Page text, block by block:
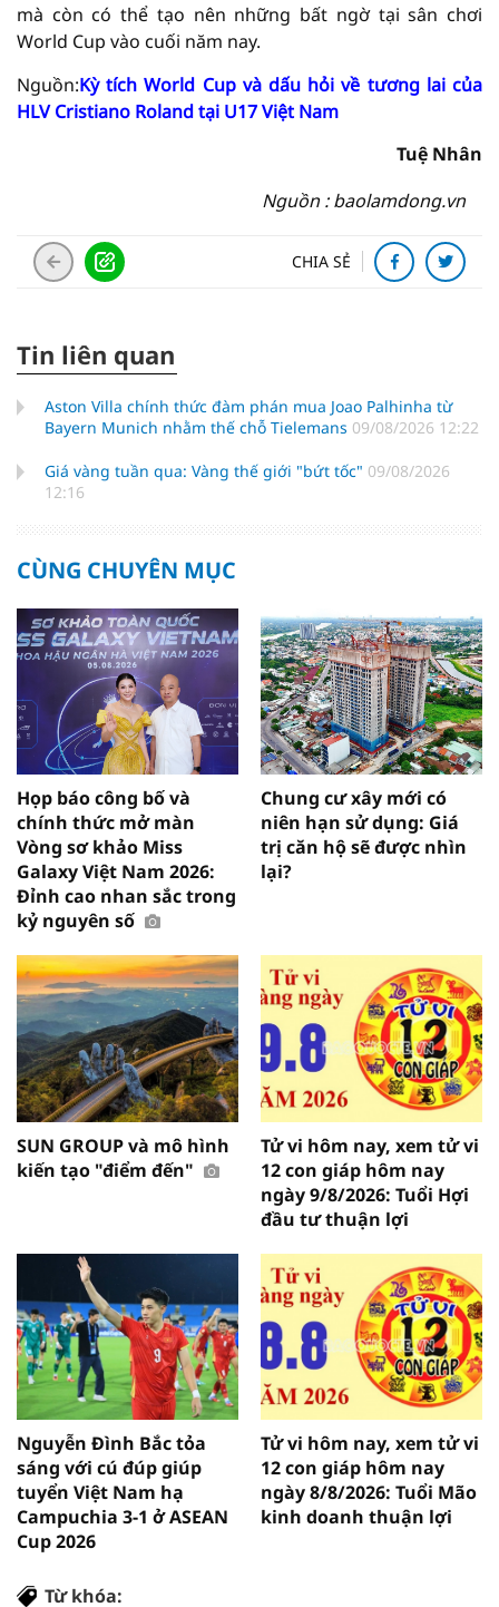
mà còn có thể tạo nên những bất ngờ tại sân chơi
World Cup vào cuối năm nay.
Nguồn:Kỳ tích World Cup và dấu hỏi về tương lai của
HLV Cristiano Roland tại U17 Việt Nam
Tuệ Nhân
Nguồn : baolamdong.vn
CHIA SẺ
Tin liên quan
Aston Villa chính thức đàm phán mua Joao Palhinha từ
Bayern Munich nhằm thế chỗ Tielemans 09/08/2026 12:22
Giá vàng tuần qua: Vàng thế giới "bứt tốc" 09/08/2026
12:16
CÙNG CHUYÊN MỤC
Họp báo công bố và
chính thức mở màn
Vòng sơ khảo Miss
Galaxy Việt Nam 2026:
Đỉnh cao nhan sắc trong
kỷ nguyên số
Chung cư xây mới có
niên hạn sử dụng: Giá
trị căn hộ sẽ được nhìn
lại?
SUN GROUP và mô hình
kiến tạo "điểm đến"
Tử vi hôm nay, xem tử vi
12 con giáp hôm nay
ngày 9/8/2026: Tuổi Hợi
đầu tư thuận lợi
Nguyễn Đình Bắc tỏa
sáng với cú đúp giúp
tuyển Việt Nam hạ
Campuchia 3-1 ở ASEAN
Cup 2026
Tử vi hôm nay, xem tử vi
12 con giáp hôm nay
ngày 8/8/2026: Tuổi Mão
kinh doanh thuận lợi
Từ khóa: